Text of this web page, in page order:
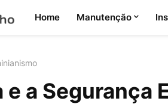
Home Manutenção
e a Segurança